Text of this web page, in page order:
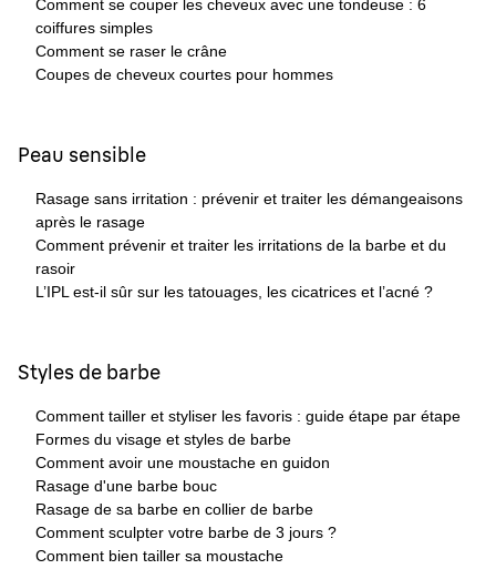
Comment se couper les cheveux avec une tondeuse : 6
coiffures simples
Comment se raser le crâne
Coupes de cheveux courtes pour hommes
Peau sensible
Rasage sans irritation : prévenir et traiter les démangeaisons
après le rasage
Comment prévenir et traiter les irritations de la barbe et du
rasoir
L’IPL est-il sûr sur les tatouages, les cicatrices et l’acné ?
Styles de barbe
Comment tailler et styliser les favoris : guide étape par étape
Formes du visage et styles de barbe
Comment avoir une moustache en guidon
Rasage d'une barbe bouc
Rasage de sa barbe en collier de barbe
Comment sculpter votre barbe de 3 jours ?
Comment bien tailler sa moustache